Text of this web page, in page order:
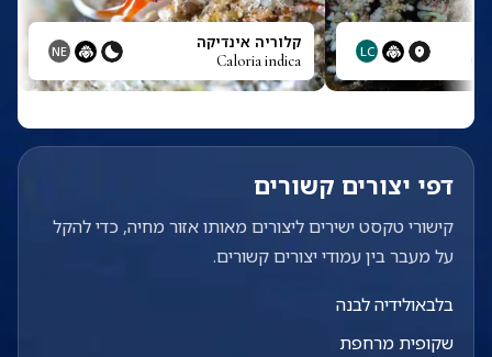
LC קלוריה אינדיקה
Caloria indica
NE
דפי יצורים קשורים
קישורי טקסט ישירים ליצורים מאותו אזור מחיה, כדי להקל
על מעבר בין עמודי יצורים קשורים.
בלבאולידיה לבנה
שקופית מרחפת